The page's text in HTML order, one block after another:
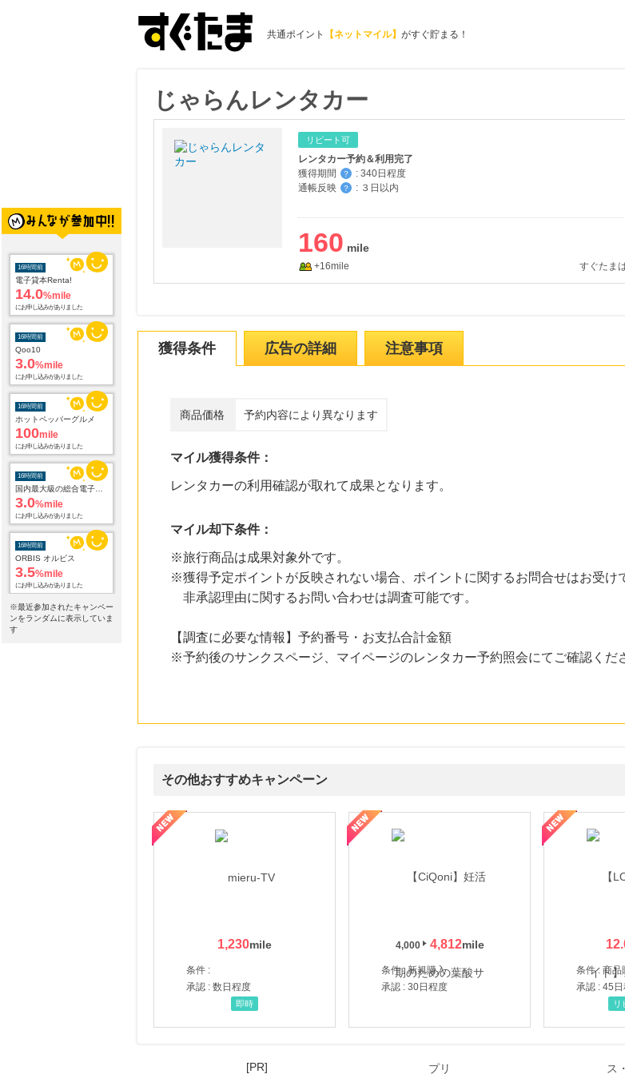
共通ポイント 【ネットマイル】 がすぐ貯まる！
16時間前
電子貸本Renta!
14.0%mile
にお申し込みがありました
16時間前
Qoo10
3.0%mile
にお申し込みがありました
16時間前
ホットペッパーグルメ
100mile
にお申し込みがありました
16時間前
3.0%mile
にお申し込みがありました
16時間前
ORBIS オルビス
3.5%mile
にお申し込みがありました
16時間前
Yahoo!ショッピング
※最近参加されたキャンペー
ンをランダムに表示していま
す
じゃらんレンタカー
リピート可
レンタカー予約＆利用完了
獲得期間
？ : 340日程度
通帳反映
？ : ３日以内
160
+16mile すぐたま
獲得条件 広告の詳細 注意事項
商品価格 予約内容により異なります
マイル獲得条件：
レンタカーの利用確認が取れて成果となります。
マイル却下条件：
※旅行商品は成果対象外です。
※獲得予定ポイントが反映されない場合、ポイントに関するお問合せはお受け
非承認理由に関するお問い合わせは調査可能です。
【調査に必要な情報】予約番号・お支払合計金額
※予約後のサンクスページ、マイページのレンタカー予約照会にてご確認くだ
その他おすすめキャンペーン
1,230
条件 :
承認 : 数日程度
即時
4,000 4,812
条件 : 新規購入
承認 : 30日程度
条件 : 商品
承認 : 45
【LOJEL公式サイト】スーツケース・バッグ
リ
【ロデオドライブ】創業70年の信頼と高価買取を実現！ブランド品・貴金属の無料
[PR]